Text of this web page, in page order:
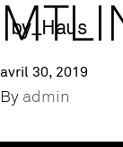
by_Haus
avril 30, 2019
By admin